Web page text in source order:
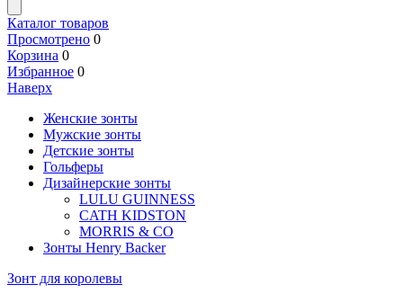
Каталог товаров
Просмотрено 0
Корзина 0
Избранное 0
Наверх
Женские зонты
Мужские зонты
Детские зонты
Гольферы
Дизайнерские зонты
LULU GUINNESS
CATH KIDSTON
MORRIS & CO
Зонты Henry Backer
Зонт для королевы